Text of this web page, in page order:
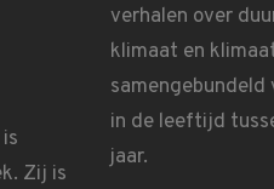
. Zij is
verhalen over
klimaat en
samengebundeld
in de leeftijd
jaar.